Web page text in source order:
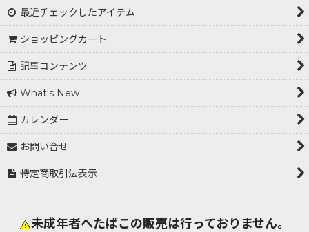
最近チェックしたアイテム
ショッピングカート
記事コンテンツ
What's New
カレンダー
お問い合せ
特定商取引法表示
未成年者へたばこの販売は行っておりません。